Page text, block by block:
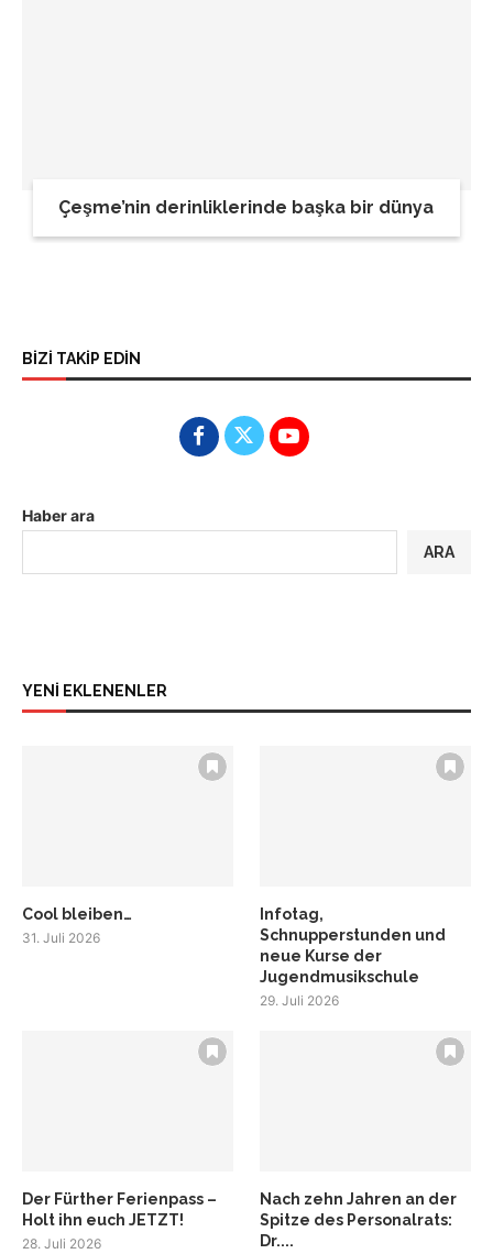
Çeşme’nin derinliklerinde başka bir dünya
BİZİ TAKİP EDİN
Haber ara
ARA
YENİ EKLENENLER
Cool bleiben…
31. Juli 2026
Infotag,
Schnupperstunden und
neue Kurse der
Jugendmusikschule
29. Juli 2026
Der Fürther Ferienpass –
Holt ihn euch JETZT!
28. Juli 2026
Nach zehn Jahren an der
Spitze des Personalrats:
Dr....